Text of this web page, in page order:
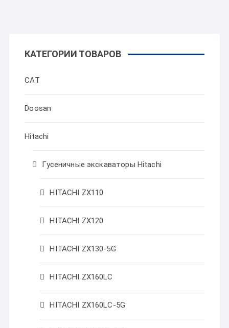
КАТЕГОРИИ ТОВАРОВ
CAT
Doosan
Hitachi
Гусеничные экскаваторы Hitachi
HITACHI ZX110
HITACHI ZX120
HITACHI ZX130-5G
HITACHI ZX160LC
HITACHI ZX160LC-5G